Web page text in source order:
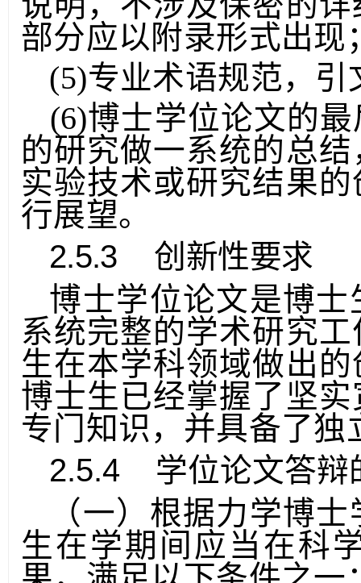
说明，不涉及保密的
部分应以附录形式出现
(5)专业术语规范，引
(6)博士学位论文的
的研究做一系统的总
实验技术或研究结果
行展望。
2.5.3
创新性要求
博士学位论文是博
系统完整的学术研究
生在本学科领域做出
博士生已经掌握了坚
专门知识，并具备了
2.5.4学位论文答辩
（一）根据力学博
生在学期间应当在科